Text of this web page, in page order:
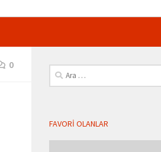
0
Arama:
FAVORI OLANLAR